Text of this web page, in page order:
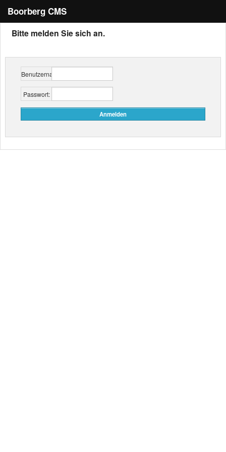
Boorberg CMS
Bitte melden Sie sich an.
Benutzername:
Passwort: